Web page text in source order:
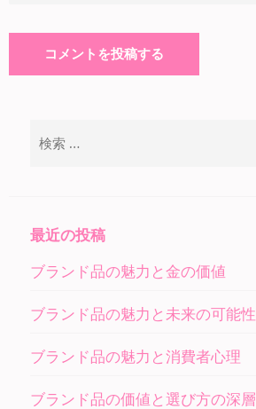
最近の投稿
ブランド品の魅力と金の価値
ブランド品の魅力と未来の可能性
ブランド品の魅力と消費者心理
ブランド品の価値と選び方の深層